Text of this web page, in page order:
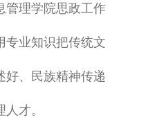
管理学院思政工作
专业知识把传统文
好、民族精神传递
才。